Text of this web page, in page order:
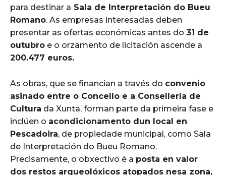
para destinar a Sala de Interpretación do Bueu
Romano. As empresas interesadas deben
presentar as ofertas económicas antes do 31 de
outubro e o orzamento de licitación ascende a
200.477 euros.
As obras, que se financian a través do convenio
asinado entre o Concello e a Consellería de
Cultura da Xunta, forman parte da primeira fase e
inclúen o acondicionamento dun local en
Pescadoira, de propiedade municipal, como Sala
de Interpretación do Bueu Romano.
Precisamente, o obxectivo é a posta en valor
dos restos arqueolóxicos atopados nesa zona,